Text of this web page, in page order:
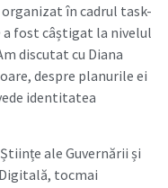
organizat în cadrul task-
a fost câștigat la nivelul
discutat cu Diana
despre planurile ei
identitatea
ale Guvernării și
tocmai